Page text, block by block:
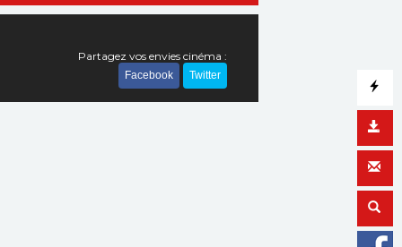
Partagez vos envies cinéma :
Facebook Twitter